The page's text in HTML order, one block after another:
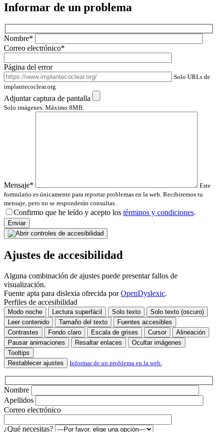
Informar de un problema
Nombre*
Correo electrónico*
Página del error
Solo URLs de
implantecoclear.org
Adjuntar captura de pantalla
Solo imágenes. Máximo 8MB.
Mensaje*
Este
formulario es únicamente para reportar problemas en la web. Recibiremos tu
mensaje, pero no se responderán consultas.
Confirmo que he leído y acepto los términos y condiciones.
Por
favor,
deja
campo
Ajustes de accesibilidad
Alguna combinación de ajustes puede presentar fallos de
visualización.
Fuente apta para dislexia ofrecida porOpenDyslexic.
Perfiles de accesibilidad
Modo noche Lectura superfácil Solo texto
Solo texto (oscuro)
Leer contenido
Tamaño del texto
Fuentes accesibles
Contrastes
Fondo claro Escala de grises Cursor
Alineación
Pausar animaciones
Resaltar enlaces
Ocultar imágenes
Tooltips
Restablecer ajustes
Informar de un problema en la web.
Nombre
Apellidos
Correo electrónico
¿Qué necesitas?